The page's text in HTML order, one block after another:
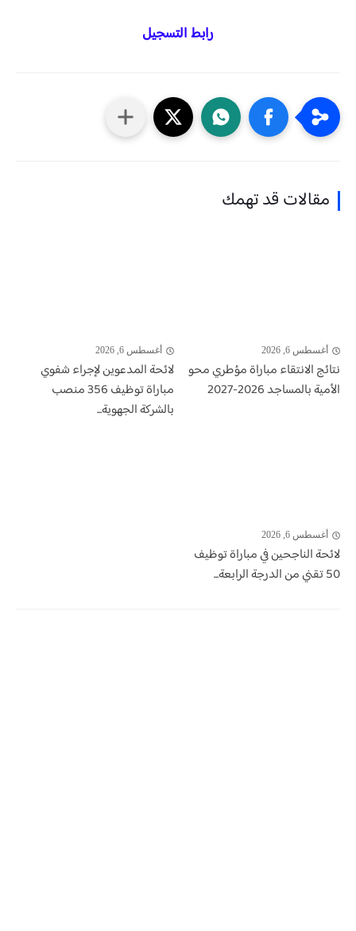
رابط التسجيل
مقالات قد تهمك
أغسطس 6, 2026
نتائج الانتقاء مباراة مؤطري محو
الأمية بالمساجد 2026-2027
أغسطس 6, 2026
لائحة المدعوين لإجراء شفوي
مباراة توظيف 356 منصب
بالشركة الجهوية...
أغسطس 6, 2026
لائحة الناجحين في مباراة توظيف
50 تقني من الدرجة الرابعة...